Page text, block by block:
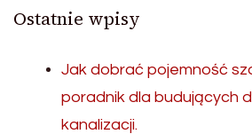
Ostatnie wpisy
Jak dobrać pojemność
poradnik dla budujących
kanalizacji.